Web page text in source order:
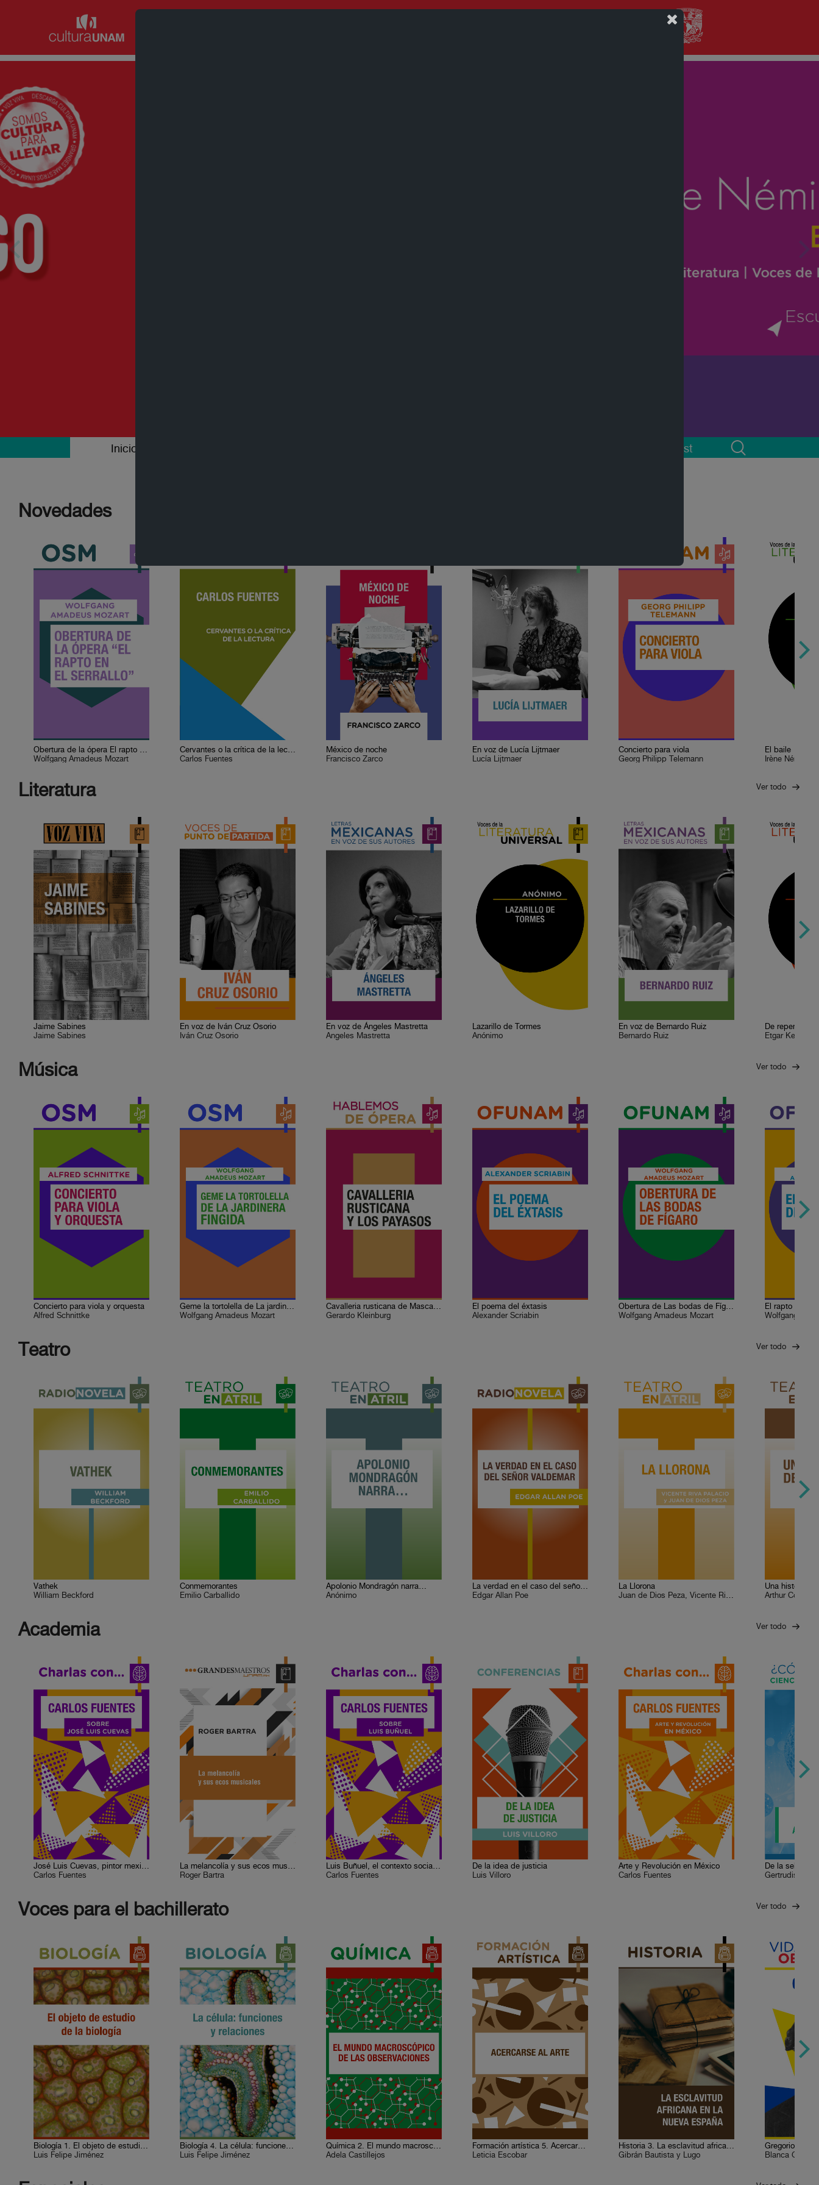
Inicio Podcast
Novedades
Obertura de la ópera El rapto en el serrallo
Wolfgang Amadeus Mozart
Cervantes o la crítica de la lectura
Carlos Fuentes
México de noche
Francisco Zarco
En voz de Lucía Lijtmaer
Lucía Lijtmaer
Concierto para viola
Georg Philipp Telemann
El baile
Irène
Literatura Ver todo
Jaime Sabines
Jaime Sabines
En voz de Iván Cruz Osorio
Iván Cruz Osorio
En voz de Ángeles Mastretta
Ángeles Mastretta
Lazarillo de Tormes
Anónimo
En voz de Bernardo Ruiz
Bernardo Ruiz
Etgar Keret
Música Ver todo
Concierto para viola y orquesta
Alfred Schnittke
Geme la tortolella de La jardinera fingida
Wolfgang Amadeus Mozart
Cavalleria rusticana de Mascagni y Los payasos de Leoncavallo
Gerardo Kleinburg
El poema del éxtasis
Alexander Scriabin
Obertura de Las bodas de Fígaro
Wolfgang Amadeus Mozart
El rapto del
Wolfgang
Teatro Ver todo
Vathek
William Beckford
Conmemorantes
Emilio Carballido
Apolonio Mondragón narra…
Anónimo
La verdad en el caso del señor Valdemar
Edgar Allan Poe
La Llorona
Juan de Dios Peza, Vicente Riva Palacio
Una historia
Arthur Conan
Academia Ver todo
José Luis Cuevas, pintor mexicano
Carlos Fuentes
La melancolía y sus ecos musicales
Roger Bartra
Luis Buñuel, el contexto social y literario de su obra fílmica
Carlos Fuentes
De la idea de justicia
Luis Villoro
Arte y Revolución en México
Carlos Fuentes
De la selva a
Gertrudis
Voces para el bachillerato Ver todo
Biología 1. El objeto de estudio de la biología
Luis Felipe Jiménez
Biología 4. La célula: funciones y relaciones
Luis Felipe Jiménez
Química 2. El mundo macroscópico de las observaciones
Adela Castillejos
Formación artística 5. Acercarse al arte
Leticia Escobar
Historia 3. La esclavitud africana en la Nueva España
Gibrán Bautista y Lugo
Gregorio
Blanca